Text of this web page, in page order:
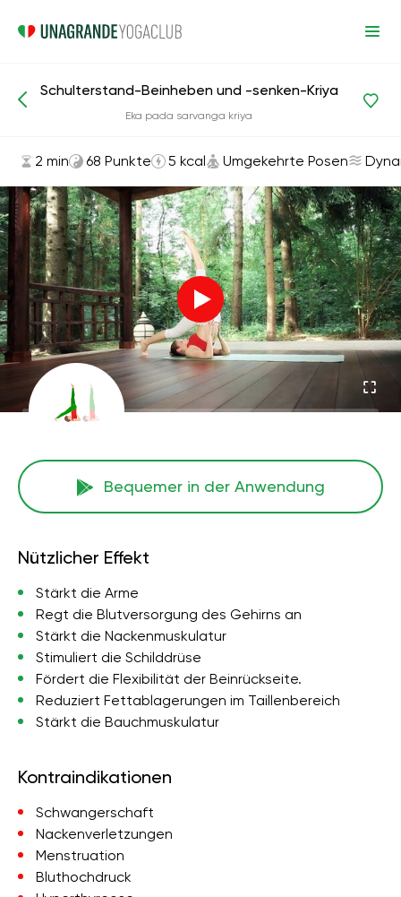
Asanas und Übungen Umgekehrte Posen
Schulterstand-Beinheben und -senken-Kriya
Eka pada sarvanga kriya
2 min 68 Punkte 5 kcal Umgekehrte Posen
Bequemer in der Anwendung
Nützlicher Effekt
Stärkt die Arme
Regt die Blutversorgung des Gehirns an
Stärkt die Nackenmuskulatur
Stimuliert die Schilddrüse
Fördert die Flexibilität der Beinrückseite.
Reduziert Fettablagerungen im Taillenbereich
Stärkt die Bauchmuskulatur
Kontraindikationen
Schwangerschaft
Nackenverletzungen
Menstruation
Bluthochdruck